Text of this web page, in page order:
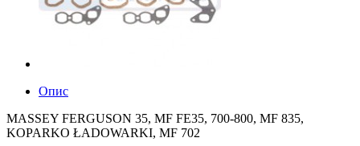
Опис
MASSEY FERGUSON 35, MF FE35, 700-800, MF 835,
KOPARKO ŁADOWARKI, MF 702